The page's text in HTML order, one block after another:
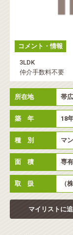
コメント・情報
3LDK
仲介手数料不要
所在地 帯
築 年 18
種 別 マ
面 積 専
取 扱 （
マイリストに